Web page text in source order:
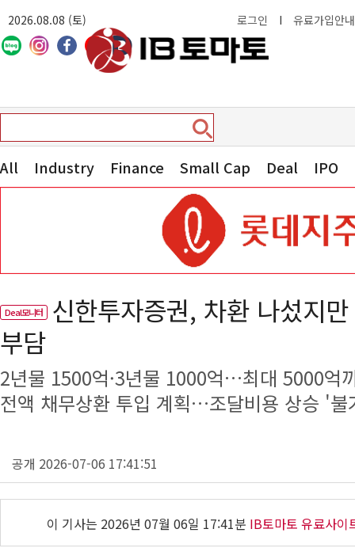
2026.08.08 (토) 로그인 I 유료가입안내
All Industry Finance Small Cap Deal IPO
Deal모니터
신한투자증권, 차환 나섰지
부담
2년물 1500억·3년물 1000억…최대 5000억
전액 채무상환 투입 계획…조달비용 상승 '불
공개 2026-07-06 17:41:51
이 기사는 2026년 07월 06일 17:41분 IB토마토 유료사이